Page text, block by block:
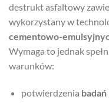
destrukt asfaltowy
wykorzystany w
cementowo-
Wymaga to jednak
warunków:
potwierdzenia